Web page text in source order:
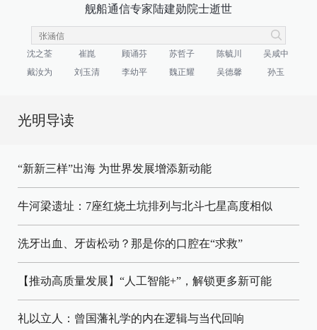
舰船通信专家陆建勋院士逝世
沈之荃 崔崑 顾诵芬 苏哲子 陈毓川
吴咸中
戴汝为
刘玉清 李幼平 魏正耀 吴德馨 孙玉
光明导读
“新新三样”出海 为世界发展增添新动能
牛河梁遗址：7座红烧土坑排列与北斗七星高度相似
洗牙出血、牙齿松动？那是你的口腔在“求救”
【推动高质量发展】“人工智能+”，解锁更多新可能
礼以立人：曾国藩礼学的内在逻辑与当代回响